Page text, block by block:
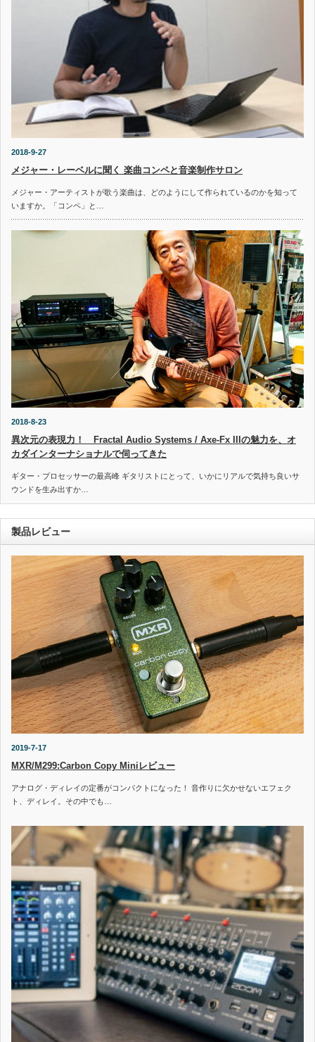
2018-9-27
メジャー・レーベルに聞く 楽曲コンペと音楽制作サロン
メジャー・アーティストが歌う楽曲は、どのようにして作られているのかを知って
いますか。「コンペ」と…
2018-8-23
異次元の表現力！ Fractal Audio Systems / Axe-Fx IIIの魅力を、オ
カダインターナショナルで伺ってきた
ギター・プロセッサーの最高峰 ギタリストにとって、いかにリアルで気持ち良いサ
ウンドを生み出すか…
製品レビュー
2019-7-17
MXR/M299:Carbon Copy Miniレビュー
アナログ・ディレイの定番がコンパクトになった！ 音作りに欠かせないエフェク
ト、ディレイ。その中でも…